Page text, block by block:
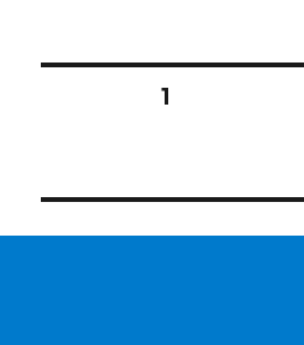
方
/
の
固定ページ1